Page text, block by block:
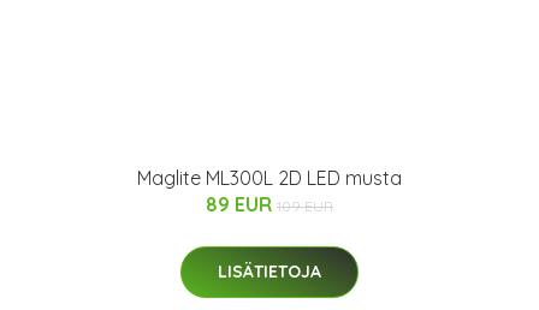
Maglite ML300L 2D LED musta
89 EUR 109 EUR
LISÄTIETOJA